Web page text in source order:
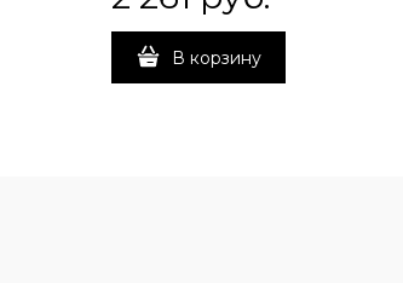
В корзину